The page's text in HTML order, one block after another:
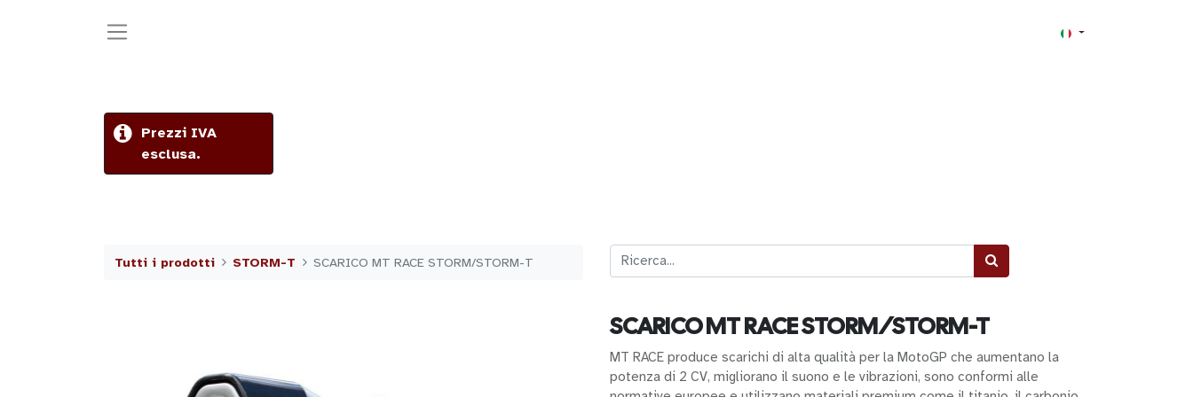
Prezzi IVA
esclusa.
Tutti i prodotti STORM-T SCARICO MT RACE STORM/STORM-T
SCARICO MT RACE STORM/STORM-T
MT RACE produce scarichi di alta qualità per la MotoGP che aumentano la
potenza di 2 CV, migliorano il suono e le vibrazioni, sono conformi alle